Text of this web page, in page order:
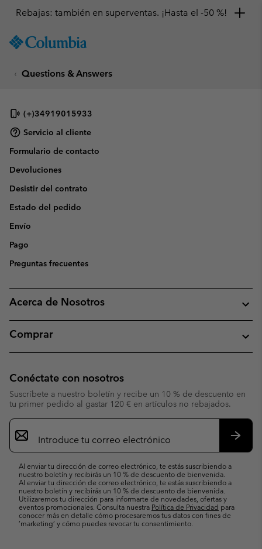
TO
SKIP
NAV
SKIP
SEARCH
Rebajas: también en superventas. ¡Hasta el -50 %!
Questions & Answers
(+)34919015933
Servicio al cliente
Formulario de contacto
Devoluciones
Desistir del contrato
Estado del pedido
Envío
Pago
Preguntas frecuentes
Acerca de Nosotros
Comprar
Conéctate con nosotros
Suscríbete a nuestro boletín y recibe un 10 % de descuento en
tu primer pedido al gastar 120 € en artículos no rebajados.
Suscripción
de
correo
Al enviar tu dirección de correo electrónico, te estás suscribiendo a
nuestro boletín y recibirás un 10 % de descuento de bienvenida.
Al enviar tu dirección de correo electrónico, te estás suscribiendo a
nuestro boletín y recibirás un 10 % de descuento de bienvenida.
Utilizaremos tu dirección para informarte de novedades, ofertas y
eventos promocionales. Consulta nuestra Política de Privacidad para
conocer más en detalle cómo procesaremos tus datos con fines de
’marketing’ y cómo puedes revocar tu consentimiento.